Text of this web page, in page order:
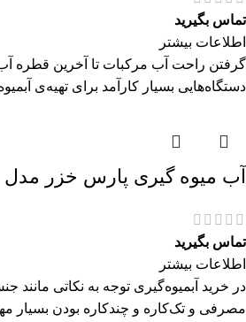
تماس بگیرید
اطلاعات بیشتر
گرفتن راحت آب مرکبات تا آخرین قطره
دستگاه‌هایی بسیار کارآمد برای تهیه‌ی
آب میوه گیری پارس خزر مدل JC-700P
تماس بگیرید
اطلاعات بیشتر
در خرید آبمیوه‌گیری توجه به نکاتی مانند
مصرفی و تک‌کاره و چندکاره بودن بسیار